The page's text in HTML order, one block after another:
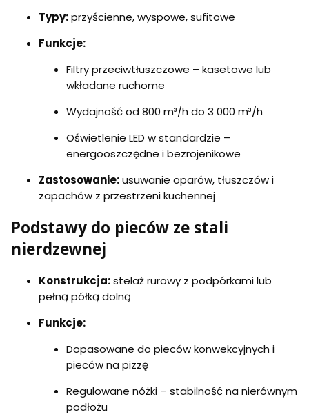
Typy:przyścienne, wyspowe, sufitowe
Funkcje:
Filtry przeciwtłuszczowe – kasetowe lub
wkładane ruchome
Wydajność od 800 m³/h do 3 000 m³/h
Oświetlenie LED w standardzie –
energooszczędne i bezrojenikowe
Zastosowanie:usuwanie oparów, tłuszczów i
zapachów z przestrzeni kuchennej
Podstawy do pieców ze stali
nierdzewnej
Konstrukcja:stelaż rurowy z podpórkami lub
pełną półką dolną
Funkcje:
Dopasowane do pieców konwekcyjnych i
pieców na pizzę
Regulowane nóżki – stabilność na nierównym
podłożu